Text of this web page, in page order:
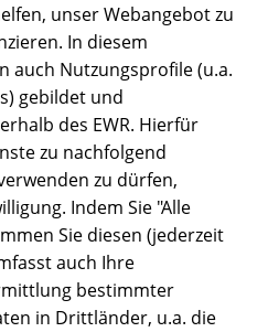
unser Webangebot zu
In diesem
auch Nutzungsprofile (u.a.
gebildet und
des EWR. Hierfür
zu nachfolgend
zu dürfen,
Indem Sie "Alle
Sie diesen (jederzeit
auch Ihre
bestimmter
in Drittländer, u.a. die